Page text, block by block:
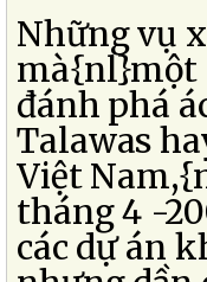
Những vụ
mà{nl}một
đánh phá
Talawas
Việt
tháng 4 -
các dự án